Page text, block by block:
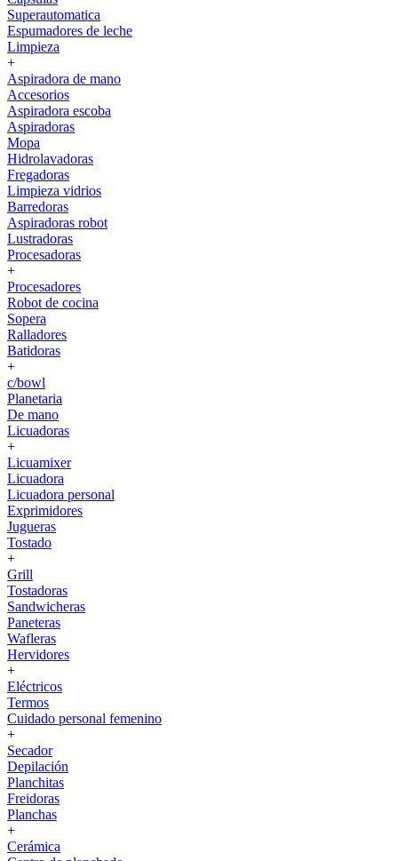
Superautomatica
Espumadores de leche
Limpieza
+
Aspiradora de mano
Accesorios
Aspiradora escoba
Aspiradoras
Mopa
Hidrolavadoras
Fregadoras
Limpieza vidrios
Barredoras
Aspiradoras robot
Lustradoras
Procesadoras
+
Procesadores
Robot de cocina
Sopera
Ralladores
Batidoras
+
c/bowl
Planetaria
De mano
Licuadoras
+
Licuamixer
Licuadora
Licuadora personal
Exprimidores
Jugueras
Tostado
+
Grill
Tostadoras
Sandwicheras
Paneteras
Wafleras
Hervidores
+
Eléctricos
Termos
Cuidado personal femenino
+
Secador
Depilación
Planchitas
Freidoras
Planchas
+
Cerámica